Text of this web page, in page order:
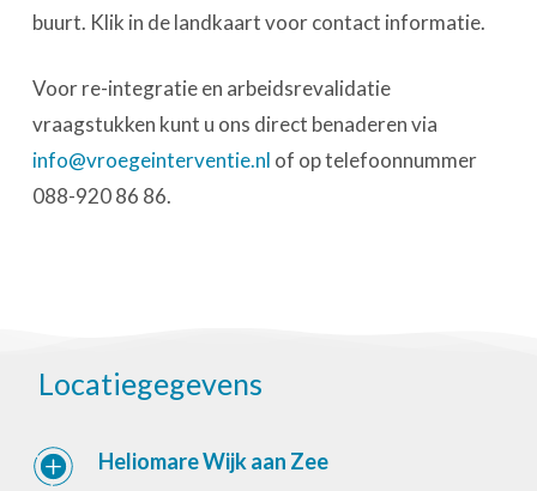
buurt. Klik in de landkaart voor contact informatie.
Voor re-integratie en arbeidsrevalidatie
vraagstukken kunt u ons direct benaderen via
info@vroegeinterventie.nl of op telefoonnummer
088-920 86 86.
Locatiegegevens
Heliomare Wijk aan Zee